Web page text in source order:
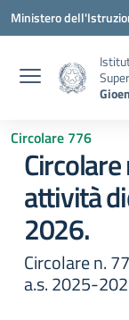
Vai ai contenuti
Vai al menu di
Vai al footer
Ministero
Circolare 776
attività
2026.
Circolare n.
a.s. 2025-